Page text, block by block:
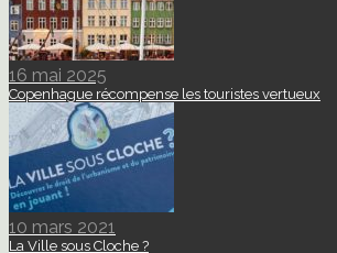
16 mai 2025
Copenhague récompense les touristes vertueux
10 mars 2021
La Ville sous Cloche ?